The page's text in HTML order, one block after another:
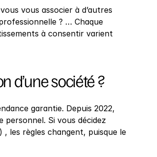
vous associer à d’autres
? … Chaque
à consentir varient
d’une société ?
garantie. Depuis 2022,
Si vous décidez
, les règles changent, puisque le